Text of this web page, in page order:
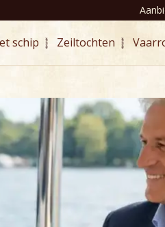
schip Zeiltochten